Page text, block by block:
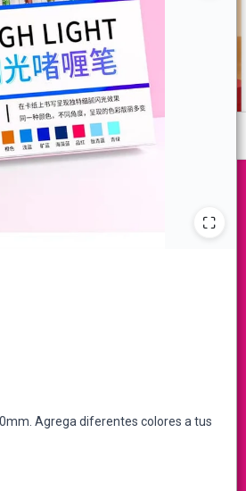
Agrega diferentes colores a tus